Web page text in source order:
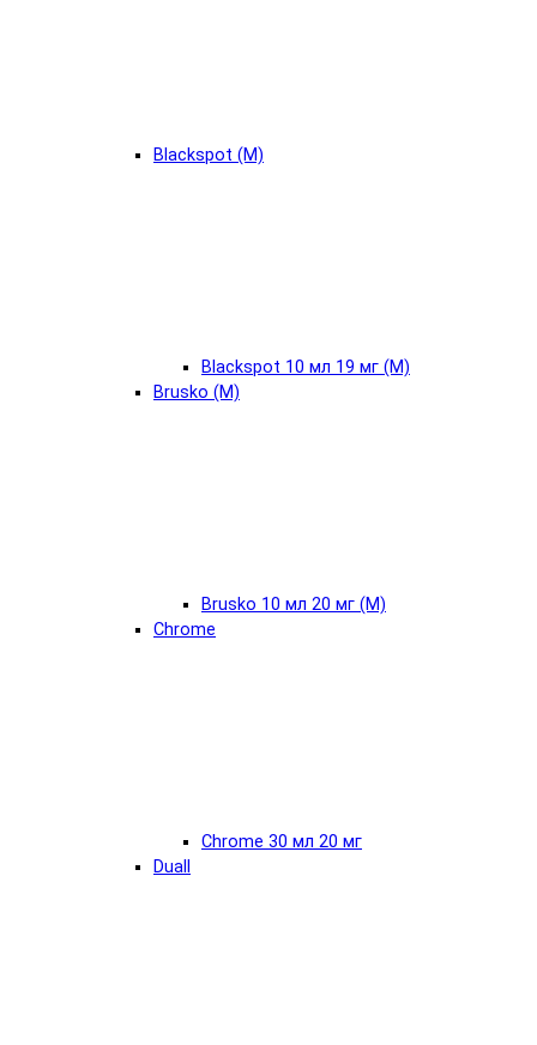
Blackspot (М)
Blackspot 10 мл 19 мг (М)
Brusko (М)
Brusko 10 мл 20 мг (М)
Chrome
Chrome 30 мл 20 мг
Duall